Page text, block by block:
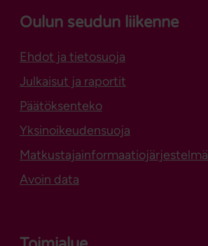
Oulun seudun liikenne
Ehdot ja tietosuoja
Julkaisut ja raportit
Päätöksenteko
Yksinoikeudensuoja
Matkustajainformaatiojärjestelmä
Avoin data